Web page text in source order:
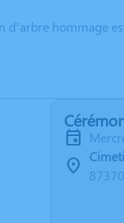
d’arbre hommage